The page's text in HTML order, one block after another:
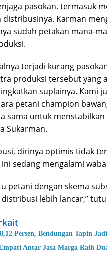
pasokan, termasuk
distribusinya. Karman
sudah petakan mana-
terjadi kurang
produksi tersebut yang
suplainya. Kami
petani champion
sama untuk menstabilkan
Sukarman.
dirinya optimis tidak
sedang mengalami
petani dengan skema
lebih lancar,”
Persen, Bendungan Tapin
Antar Jasa Marga Raih